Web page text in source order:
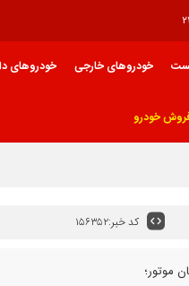
خودروهای خارجی خودروهای
خودرو
کد خبر:۱۵۶۳۵۲
موتور؛